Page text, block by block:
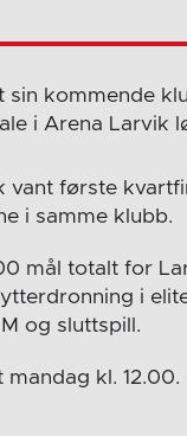
kommende
i Arena Larvik
første
i samme klubb.
mål totalt for
i
og sluttspill.
kl.